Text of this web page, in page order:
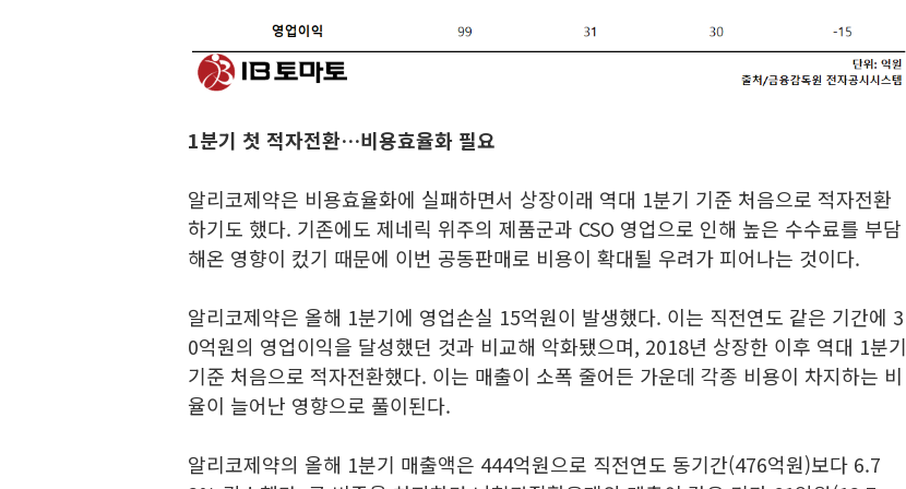
1분기 첫 적자전환…비용효율화 필요
알리코제약은 비용효율화에 실패하면서 상장이래 역대 1분기 기준 처음으로 적자전환
하기도 했다. 기존에도 제네릭 위주의 제품군과 CSO 영업으로 인해 높은 수수료를 부담
해온 영향이 컸기 때문에 이번 공동판매로 비용이 확대될 우려가 피어나는 것이다.
알리코제약은 올해 1분기에 영업손실 15억원이 발생했다. 이는 직전연도 같은 기간에 3
0억원의 영업이익을 달성했던 것과 비교해 악화됐으며, 2018년 상장한 이후 역대 1분기
기준 처음으로 적자전환했다. 이는 매출이 소폭 줄어든 가운데 각종 비용이 차지하는 비
율이 늘어난 영향으로 풀이된다.
알리코제약의 올해 1분기 매출액은 444억원으로 직전연도 동기간(476억원)보다 6.7